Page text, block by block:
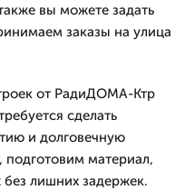
вы можете задать
заказы на улица
от РадиДОМА-Ктр
сделать
и долговечную
материал,
лишних задержек.